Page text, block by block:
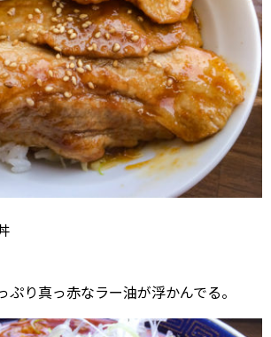
ぷり真っ赤なラー油が浮かんでる。